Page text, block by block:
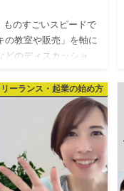
ものすごいスピードで
の教室や販売」を軸に
どのディスカッショ
ーランス・起業の始め方